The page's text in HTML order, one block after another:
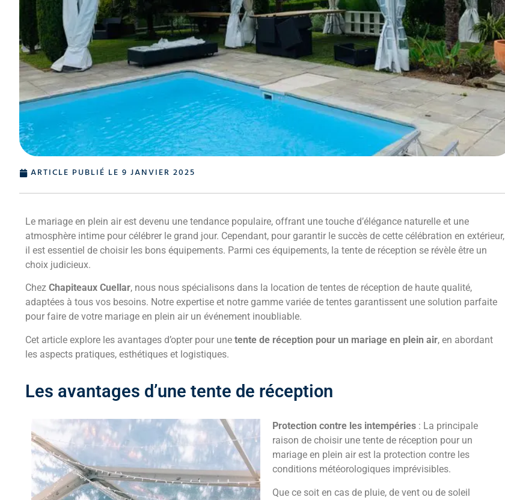
ARTICLE PUBLIÉ LE 9 JANVIER 2025
Le mariage en plein air est devenu une tendance populaire, offrant une touche d’élégance naturelle et une
atmosphère intime pour célébrer le grand jour. Cependant, pour garantir le succès de cette célébration en extérieur,
il est essentiel de choisir les bons équipements. Parmi ces équipements, la tente de réception se révèle être un
choix judicieux.
Chez Chapiteaux Cuellar, nous nous spécialisons dans la location de tentes de réception de haute qualité,
adaptées à tous vos besoins. Notre expertise et notre gamme variée de tentes garantissent une solution parfaite
pour faire de votre mariage en plein air un événement inoubliable.
Cet article explore les avantages d’opter pour une tente de réception pour un mariage en plein air, en abordant
les aspects pratiques, esthétiques et logistiques.
Les avantages d’une tente de réception
Protection contre les intempéries: La principale
raison de choisir une tente de réception pour un
mariage en plein air est la protection contre les
conditions météorologiques imprévisibles.
Que ce soit en cas de pluie, de vent ou de soleil